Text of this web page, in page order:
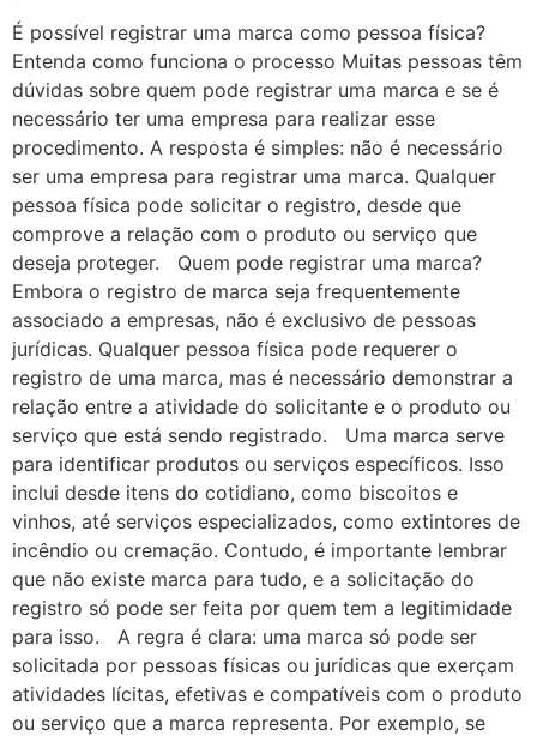
É possível registrar uma marca como pessoa física?
Entenda como funciona o processo Muitas pessoas têm
dúvidas sobre quem pode registrar uma marca e se é
necessário ter uma empresa para realizar esse
procedimento. A resposta é simples: não é necessário
ser uma empresa para registrar uma marca. Qualquer
pessoa física pode solicitar o registro, desde que
comprove a relação com o produto ou serviço que
deseja proteger. Quem pode registrar uma marca?
Embora o registro de marca seja frequentemente
associado a empresas, não é exclusivo de pessoas
jurídicas. Qualquer pessoa física pode requerer o
registro de uma marca, mas é necessário demonstrar a
relação entre a atividade do solicitante e o produto ou
serviço que está sendo registrado. Uma marca serve
para identificar produtos ou serviços específicos. Isso
inclui desde itens do cotidiano, como biscoitos e
vinhos, até serviços especializados, como extintores de
incêndio ou cremação. Contudo, é importante lembrar
que não existe marca para tudo, e a solicitação do
registro só pode ser feita por quem tem a legitimidade
para isso. A regra é clara: uma marca só pode ser
solicitada por pessoas físicas ou jurídicas que exerçam
atividades lícitas, efetivas e compatíveis com o produto
ou serviço que a marca representa. Por exemplo, se